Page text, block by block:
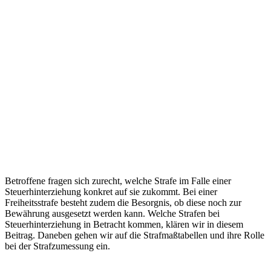
Betroffene fragen sich zurecht, welche Strafe im Falle einer
Steuerhinterziehung konkret auf sie zukommt. Bei einer
Freiheitsstrafe besteht zudem die Besorgnis, ob diese noch zur
Bewährung ausgesetzt werden kann. Welche Strafen bei
Steuerhinterziehung in Betracht kommen, klären wir in diesem
Beitrag. Daneben gehen wir auf die Strafmaßtabellen und ihre Rolle
bei der Strafzumessung ein.